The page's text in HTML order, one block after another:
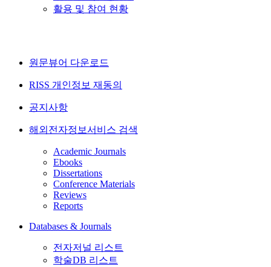
활용 및 참여 현황
원문뷰어 다운로드
RISS 개인정보 재동의
공지사항
해외전자정보서비스 검색
Academic Journals
Ebooks
Dissertations
Conference Materials
Reviews
Reports
Databases & Journals
전자저널 리스트
학술DB 리스트